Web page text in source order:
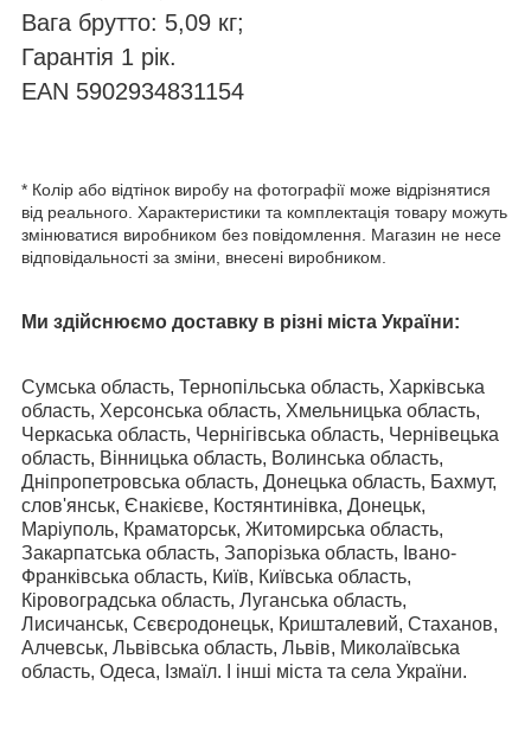
Вага брутто: 5,09 кг;
Гарантія 1 рік.
EAN 5902934831154
* Колір або відтінок виробу на фотографії може відрізнятися
від реального. Характеристики та комплектація товару можуть
змінюватися виробником без повідомлення. Магазин не несе
відповідальності за зміни, внесені виробником.
Ми здійснюємо доставку в різні міста України:
Сумська область, Тернопільська область, Харківська
область, Херсонська область, Хмельницька область,
Черкаська область, Чернігівська область, Чернівецька
область, Вінницька область, Волинська область,
Дніпропетровська область, Донецька область, Бахмут,
слов'янськ, Єнакієве, Костянтинівка, Донецьк,
Маріуполь, Краматорськ, Житомирська область,
Закарпатська область, Запорізька область, Івано-
Франківська область, Київ, Київська область,
Кіровоградська область, Луганська область,
Лисичанськ, Сєвєродонецьк, Кришталевий, Стаханов,
Алчевськ, Львівська область, Львів, Миколаївська
область, Одеса, Ізмаїл. І інші міста та села України.